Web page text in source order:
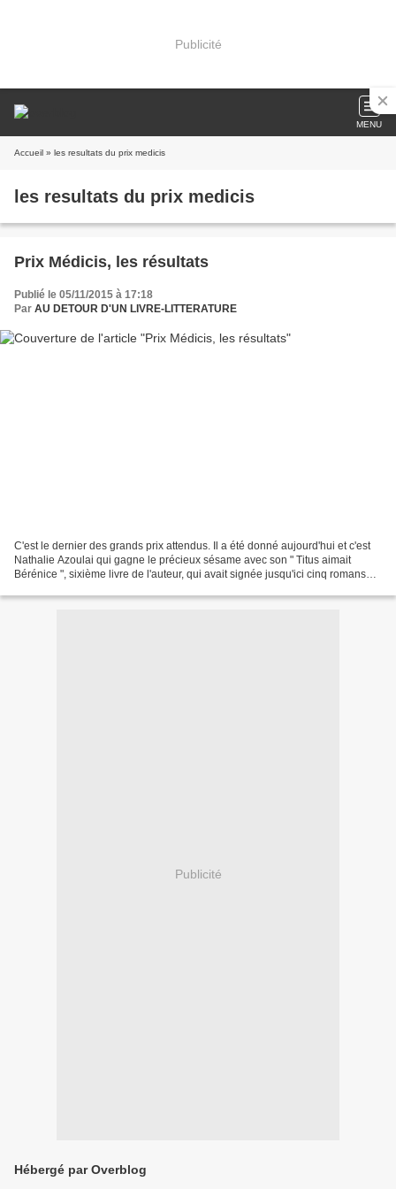
Publicité
MENU
Accueil » les resultats du prix medicis
les resultats du prix medicis
Prix Médicis, les résultats
Publié le 05/11/2015 à 17:18
Par AU DETOUR D'UN LIVRE-LITTERATURE
C'est le dernier des grands prix attendus. Il a été donné aujourd'hui et c'est
Nathalie Azoulai qui gagne le précieux sésame avec son " Titus aimait
Bérénice ", sixième livre de l'auteur, qui avait signée jusqu'ici cinq romans
Publicité
Hébergé par Overblog